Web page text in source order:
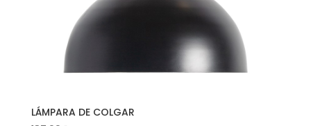
LÁMPARA DE COLGAR